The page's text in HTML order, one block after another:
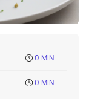
0 MIN
0 MIN